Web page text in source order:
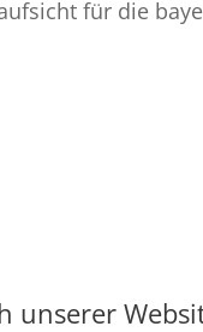
für die
unserer